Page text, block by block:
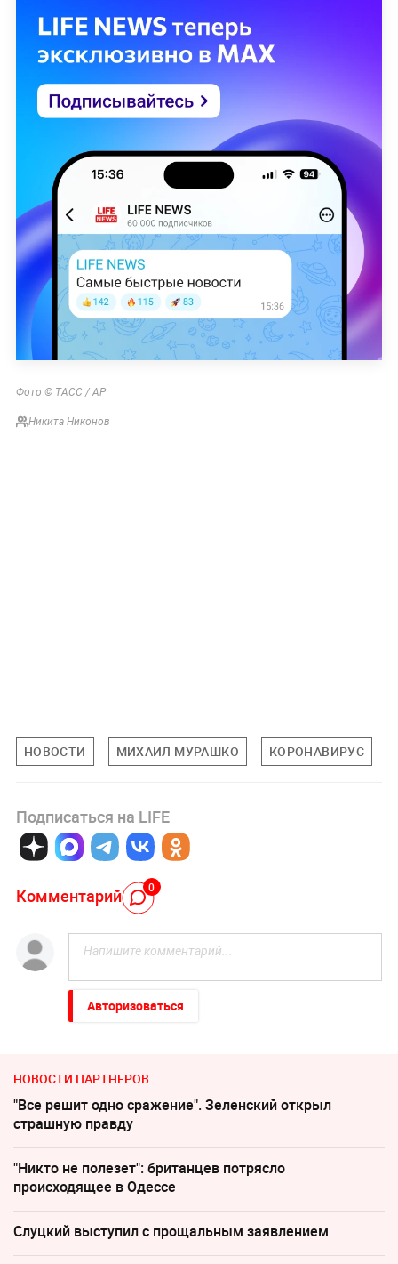
Фото © ТАСС / AP
Никита Никонов
НОВОСТИ МИХАИЛ МУРАШКО КОРОНАВИРУС
Подписаться на LIFE
Комментарий 0
Авторизоваться
НОВОСТИ ПАРТНЕРОВ
"Все решит одно сражение". Зеленский открыл
страшную правду
"Никто не полезет": британцев потрясло
происходящее в Одессе
Слуцкий выступил с прощальным заявлением